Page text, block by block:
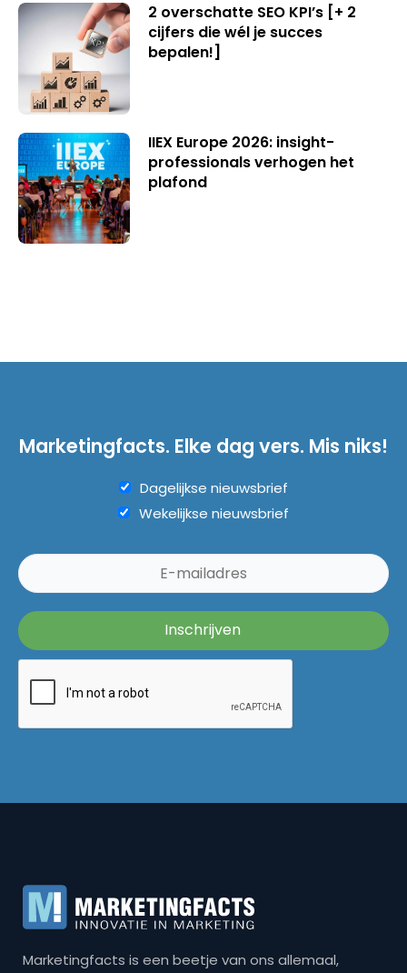
2 overschatte SEO KPI’s [+ 2
cijfers die wél je succes
bepalen!]
IIEX Europe 2026: insight-
professionals verhogen het
plafond
Marketingfacts. Elke dag vers. Mis niks!
Dagelijkse nieuwsbrief
Wekelijkse nieuwsbrief
Marketingfacts is een beetje van ons allemaal,